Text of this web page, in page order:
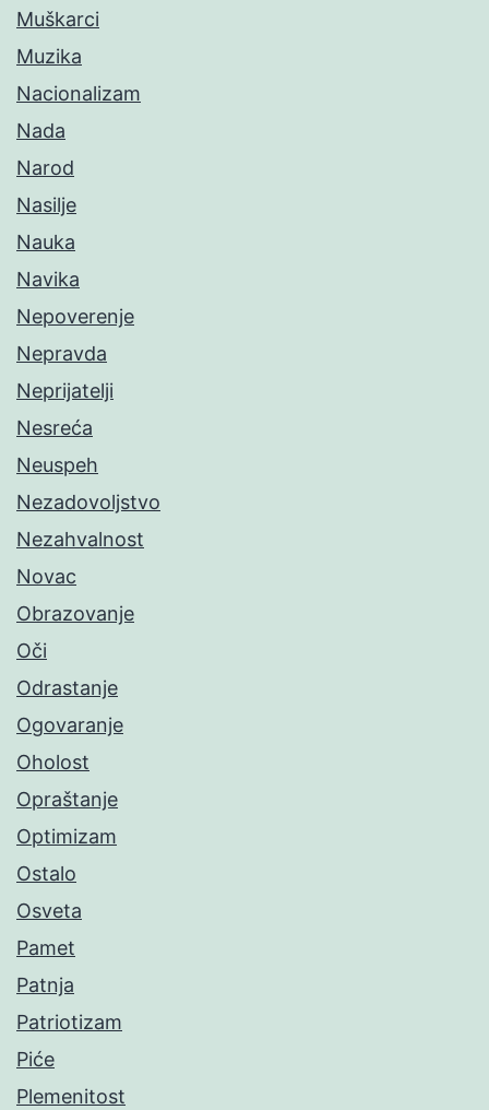
Muškarci
Muzika
Nacionalizam
Nada
Narod
Nasilje
Nauka
Navika
Nepoverenje
Nepravda
Neprijatelji
Nesreća
Neuspeh
Nezadovoljstvo
Nezahvalnost
Novac
Obrazovanje
Oči
Odrastanje
Ogovaranje
Oholost
Opraštanje
Optimizam
Ostalo
Osveta
Pamet
Patnja
Patriotizam
Piće
Plemenitost